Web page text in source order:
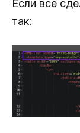
Если все
так: